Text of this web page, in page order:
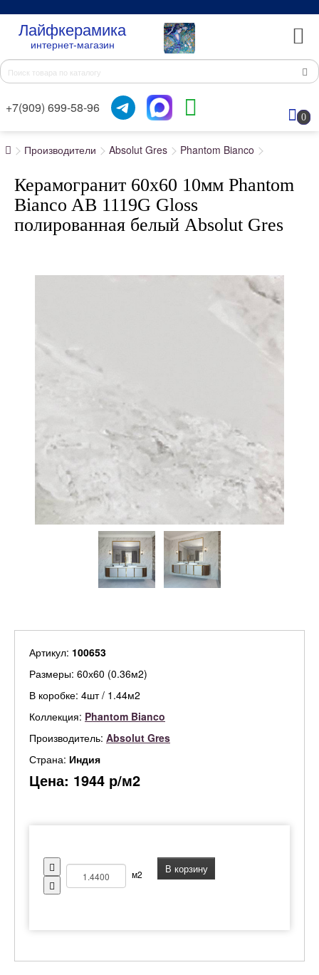
Лайфкерамика
интернет-магазин
+7(909) 699-58-96
0
Производители Absolut Gres Phantom Bianco
Керамогранит 60x60 10мм Phantom
Bianco AB 1119G Gloss
полированная белый Absolut Gres
Артикул: 100653
Размеры: 60х60 (0.36м2)
В коробке: 4шт / 1.44м2
Коллекция: Phantom Bianco
Производитель: Absolut Gres
Страна: Индия
Цена: 1944 р/м2
м2 В корзину